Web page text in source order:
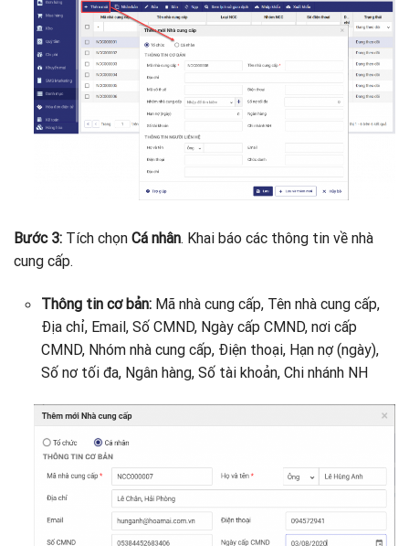
Bước 3: Tích chọn Cá nhân. Khai báo các thông tin về nhà
cung cấp.
Thông tin cơ bản: Mã nhà cung cấp, Tên nhà cung cấp,
Địa chỉ, Email, Số CMND, Ngày cấp CMND, nơi cấp
CMND, Nhóm nhà cung cấp, Điện thoại, Hạn nợ (ngày),
Số nơ tối đa, Ngân hàng, Số tài khoản, Chi nhánh NH